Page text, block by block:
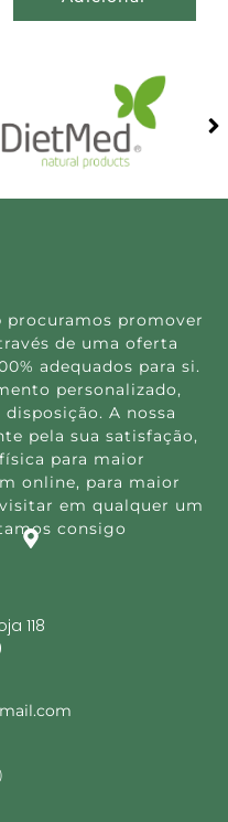
procuramos promover
de uma oferta
adequados para si.
personalizado,
A nossa
pela sua satisfação,
para maior
online, para maior
em qualquer um
consigo
118